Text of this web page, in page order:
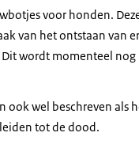
voor honden.
van het ontstaan van
wordt momenteel nog
ook wel beschreven als
tot de dood.